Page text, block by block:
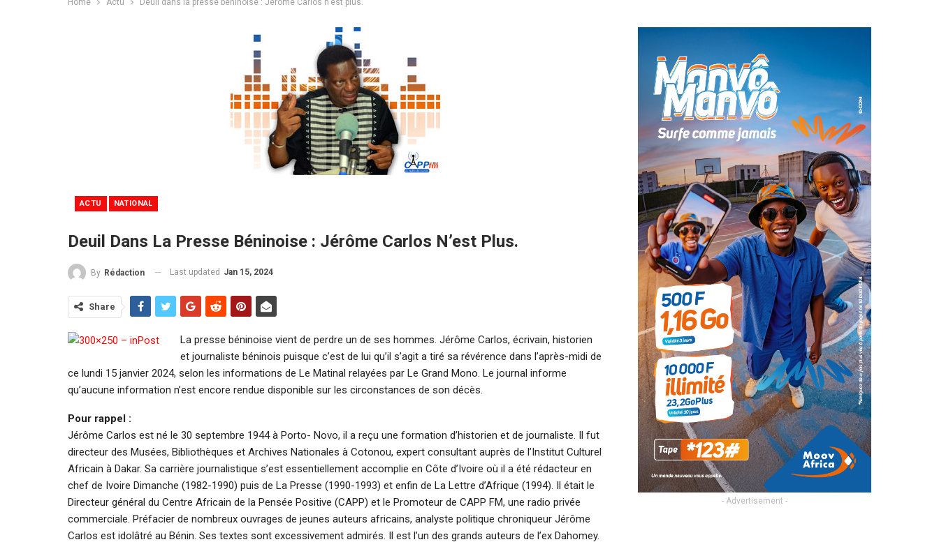
Home Actu Deuil dans la presse béninoise : Jérôme Carlos n’est plus.
ACTU NATIONAL
Deuil Dans La Presse Béninoise : Jérôme Carlos N’est Plus.
By Rédaction Last updated Jan 15, 2024
Share
La presse béninoise vient de perdre un de ses hommes. Jérôme Carlos, écrivain, historien
et journaliste béninois puisque c’est de lui qu’il s’agit a tiré sa révérence dans l’après-midi de
ce lundi 15 janvier 2024, selon les informations de Le Matinal relayées par Le Grand Mono. Le journal informe
qu’aucune information n’est encore rendue disponible sur les circonstances de son décès.
Pour rappel :
Jérôme Carlos est né le 30 septembre 1944 à Porto- Novo, il a reçu une formation d’historien et de journaliste. Il fut
directeur des Musées, Bibliothèques et Archives Nationales à Cotonou, expert consultant auprès de l’Institut Culturel
Africain à Dakar. Sa carrière journalistique s’est essentiellement accomplie en Côte d’Ivoire où il a été rédacteur en
chef de Ivoire Dimanche (1982-1990) puis de La Presse (1990-1993) et enfin de La Lettre d’Afrique (1994). Il était le
Directeur général du Centre Africain de la Pensée Positive (CAPP) et le Promoteur de CAPP FM, une radio privée
commerciale. Préfacier de nombreux ouvrages de jeunes auteurs africains, analyste politique chroniqueur Jérôme
Carlos est idolâtré au Bénin. Ses textes sont excessivement admirés. Il est l’un des grands auteurs de l’ex Dahomey.
- Advertisement -